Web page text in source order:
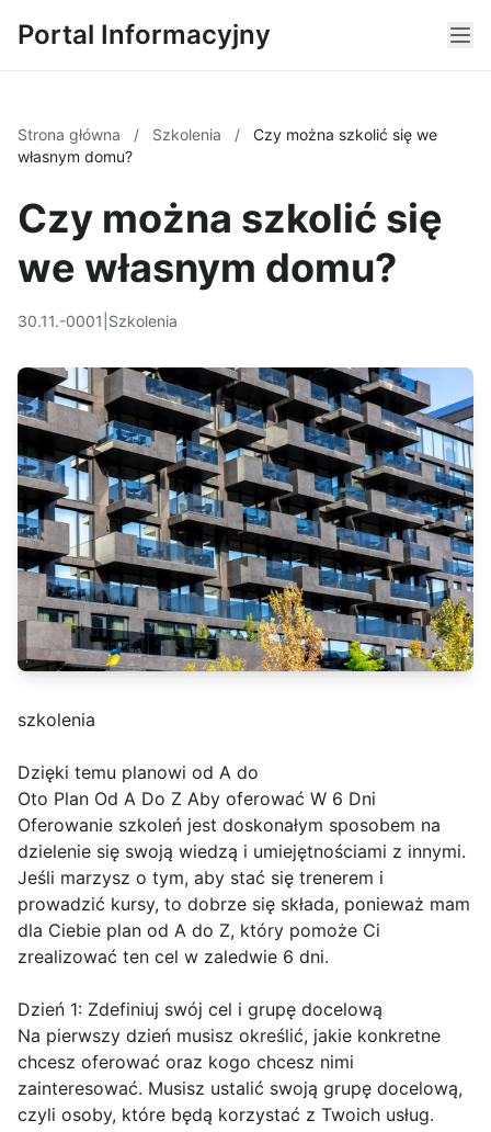
Portal Informacyjny
Strona główna / Szkolenia /
Czy można szkolić się we
własnym domu?
Czy można szkolić się
we własnym domu?
30.11.-0001 Szkolenia
szkolenia
Dzięki temu planowi od A do
Oto Plan Od A Do Z Aby oferować W 6 Dni
Oferowanie szkoleń jest doskonałym sposobem na
dzielenie się swoją wiedzą i umiejętnościami z innymi.
Jeśli marzysz o tym, aby stać się trenerem i
prowadzić kursy, to dobrze się składa, ponieważ mam
dla Ciebie plan od A do Z, który pomoże Ci
zrealizować ten cel w zaledwie 6 dni.
Dzień 1: Zdefiniuj swój cel i grupę docelową
Na pierwszy dzień musisz określić, jakie konkretne
chcesz oferować oraz kogo chcesz nimi
zainteresować. Musisz ustalić swoją grupę docelową,
czyli osoby, które będą korzystać z Twoich usług.